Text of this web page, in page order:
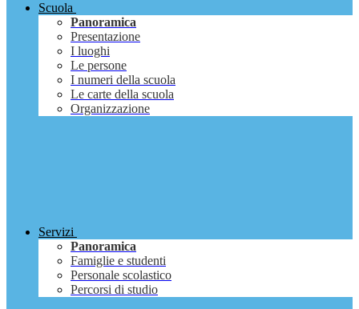
Scuola
Panoramica
Presentazione
I luoghi
Le persone
I numeri della scuola
Le carte della scuola
Organizzazione
Servizi
Panoramica
Famiglie e studenti
Personale scolastico
Percorsi di studio